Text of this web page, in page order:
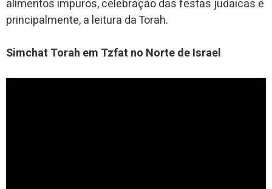
alimentos impuros, celebração das festas judaicas e
principalmente, a leitura da Torah.
Simchat Torah em Tzfat no Norte de Israel